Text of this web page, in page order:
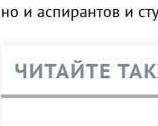
но и аспирантов и
ЧИТАЙТЕ